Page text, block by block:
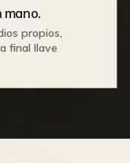
mano.
propios,
final llave